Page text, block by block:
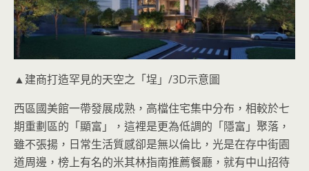
▲建商打造罕見的天空之「埕」/3D示意圖
西區國美館一帶發展成熟，高檔住宅集中分布，相較於七
期重劃區的「顯富」，這裡是更為低調的「隱富」聚落，
雖不張揚，日常生活質感卻是無以倫比，光是在存中街園
道周邊，榜上有名的米其林指南推薦餐廳，就有中山招待